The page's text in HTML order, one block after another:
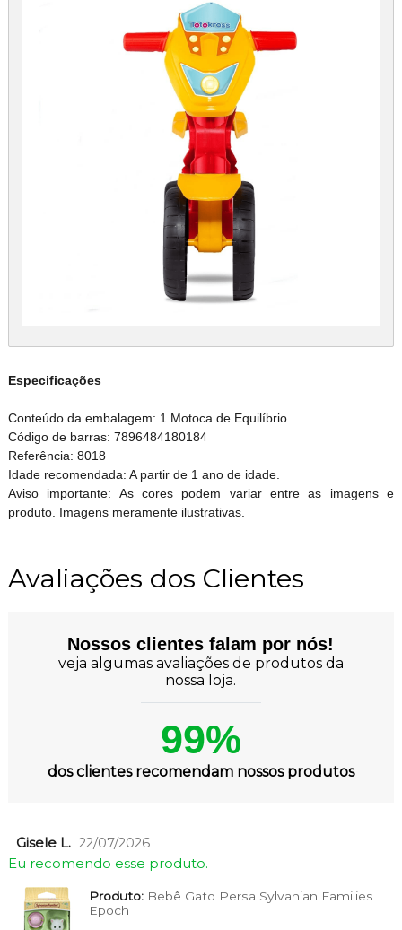
Especificações
Conteúdo da embalagem: 1 Motoca de Equilíbrio.
Código de barras: 7896484180184
Referência: 8018
Idade recomendada: A partir de 1 ano de idade.
Aviso importante: As cores podem variar entre as imagens e
produto. Imagens meramente ilustrativas.
Avaliações dos Clientes
Nossos clientes falam por nós!
veja algumas avaliações de produtos da
nossa loja.
99%
dos clientes recomendam nossos produtos
Gisele L. 22/07/2026
Eu recomendo esse produto.
Produto:Bebê Gato Persa Sylvanian Families
Epoch